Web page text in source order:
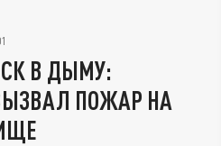
В ДЫМУ:
ПОЖАР НА